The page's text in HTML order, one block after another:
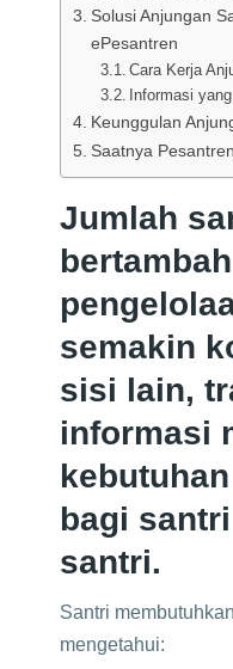
Solusi Anjungan
ePesantren
Cara Kerja
Informasi
Keunggulan
Saatnya
Jumlah
semakin
sisi lain,
informasi
bagi
santri.
Santri
mengetahui: